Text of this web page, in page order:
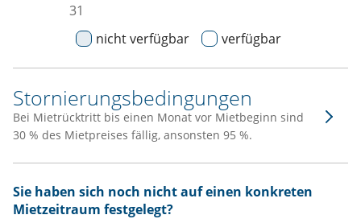
31
nicht verfügbar
verfügbar
Stornierungsbedingungen
Bei Mietrücktritt bis einen Monat vor Mietbeginn sind
30 % des Mietpreises fällig, ansonsten 95 %.
Sie haben sich noch nicht auf einen konkreten
Mietzeitraum festgelegt?